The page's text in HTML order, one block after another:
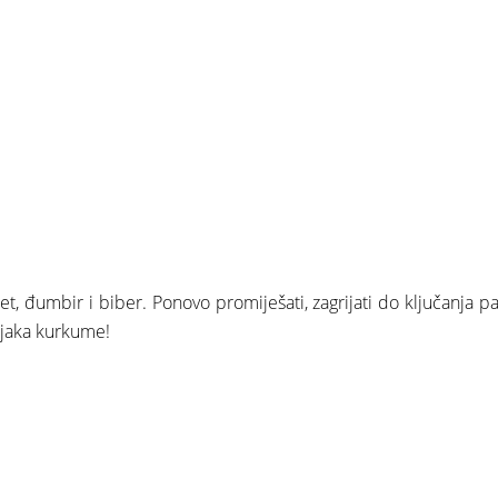
đumbir i biber. Ponovo promiješati, zagrijati do ključanja
kurkume!